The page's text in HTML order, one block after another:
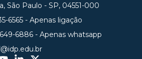
São Paulo - SP, 04551-000
6565 - Apenas ligação
6886 - Apenas whatsapp